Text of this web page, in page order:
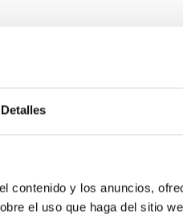
Detalles
contenido y los anuncios,
el uso que haga del sitio